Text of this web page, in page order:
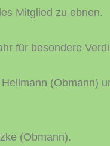
Mitglied zu ebnen.
für besondere
(Obmann)
(Obmann).